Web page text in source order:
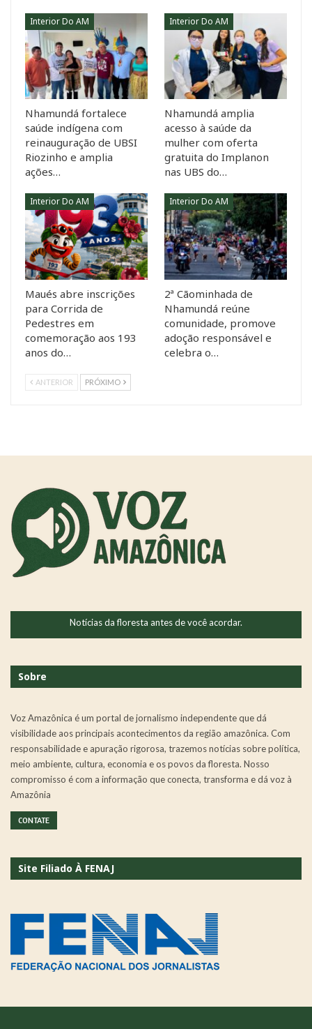
Interior Do AM
Nhamundá fortalece
saúde indígena com
reinauguração de UBSI
Riozinho e amplia
ações…
Interior Do AM
Nhamundá amplia
acesso à saúde da
mulher com oferta
gratuita do Implanon
nas UBS do…
Interior Do AM
Maués abre inscrições
para Corrida de
Pedestres em
comemoração aos 193
anos do…
Interior Do AM
2ª Cãominhada de
Nhamundá reúne
comunidade, promove
adoção responsável e
celebra o…
ANTERIOR PRÓXIMO
Notícias da floresta antes de você acordar.
Sobre
Voz Amazônica é um portal de jornalismo independente que dá
visibilidade aos principais acontecimentos da região amazônica. Com
responsabilidade e apuração rigorosa, trazemos notícias sobre política,
meio ambiente, cultura, economia e os povos da floresta. Nosso
compromisso é com a informação que conecta, transforma e dá voz à
Amazônia
CONTATE
Site Filiado À FENAJ